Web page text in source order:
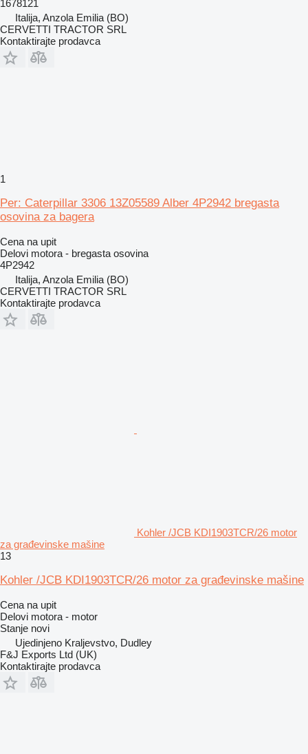
1678121
Italija, Anzola Emilia (BO)
CERVETTI TRACTOR SRL
Kontaktirajte prodavca
1
Per: Caterpillar 3306 13Z05589 Alber 4P2942 bregasta
osovina za bagera
Cena na upit
Delovi motora - bregasta osovina
4P2942
Italija, Anzola Emilia (BO)
CERVETTI TRACTOR SRL
Kontaktirajte prodavca
Kohler /JCB KDI1903TCR/26 motor
za građevinske mašine
13
Kohler /JCB KDI1903TCR/26 motor za građevinske mašine
Cena na upit
Delovi motora - motor
Stanje novi
Ujedinjeno Kraljevstvo, Dudley
F&J Exports Ltd (UK)
Kontaktirajte prodavca